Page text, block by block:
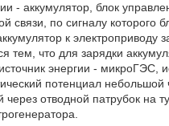
- аккумулятор, блок
связи, по сигналу которого
к электроприводу
тем, что для зарядки
энергии - микроГЭС,
потенциал небольшой
через отводной патрубок на